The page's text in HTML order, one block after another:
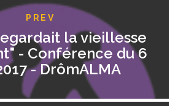
PREV
la vieillesse
- Conférence du 6
- DrômALMA